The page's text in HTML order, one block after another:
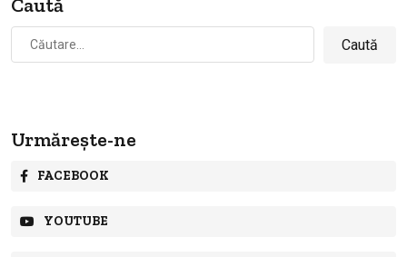
Caută
după:
Urmărește-ne
FACEBOOK
YOUTUBE